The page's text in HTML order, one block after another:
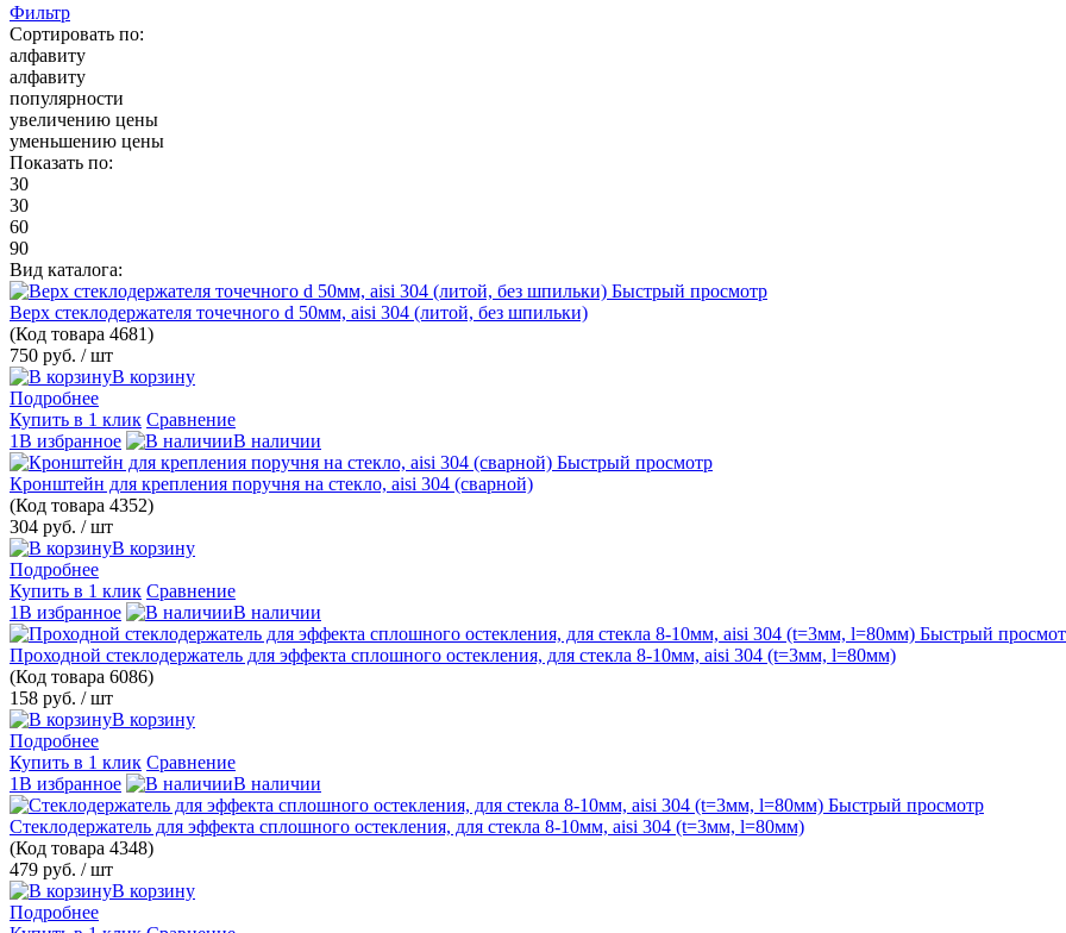
Фильтр
Сортировать по:
алфавиту
алфавиту
популярности
увеличению цены
уменьшению цены
Показать по:
30
30
60
90
Вид каталога:
Быстрый просмотр
Верх стеклодержателя точечного d 50мм, aisi 304 (литой, без шпильки)
(Код товара 4681)
750 руб. / шт
В корзину
Подробнее
Купить в 1 клик Сравнение
1В избранное
В наличии
Быстрый просмотр
Кронштейн для крепления поручня на стекло, aisi 304 (сварной)
(Код товара 4352)
304 руб. / шт
В корзину
Подробнее
Купить в 1 клик Сравнение
1В избранное
В наличии
Быстрый
Проходной стеклодержатель для эффекта сплошного остекления, для стекла 8-10мм, aisi 304 (t=3мм, l=80мм)
(Код товара 6086)
158 руб. / шт
В корзину
Подробнее
Купить в 1 клик Сравнение
1В избранное
В наличии
Быстрый просмотр
Стеклодержатель для эффекта сплошного остекления, для стекла 8-10мм, aisi 304 (t=3мм, l=80мм)
(Код товара 4348)
479 руб. / шт
В корзину
Подробнее